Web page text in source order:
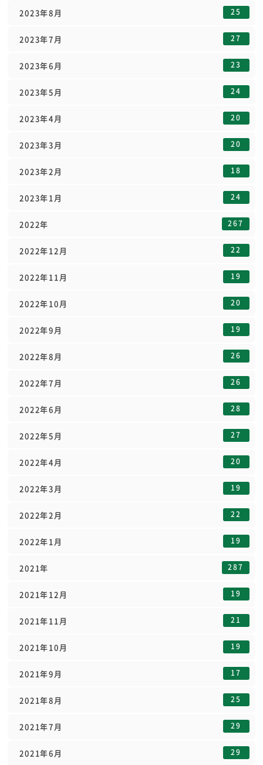
2023年8月 25
2023年7月 27
2023年6月 23
2023年5月 24
2023年4月 20
2023年3月 20
2023年2月 18
2023年1月 24
2022年 267
2022年12月 22
2022年11月 19
2022年10月 20
2022年9月 19
2022年8月 26
2022年7月 26
2022年6月 28
2022年5月 27
2022年4月 20
2022年3月 19
2022年2月 22
2022年1月 19
2021年 287
2021年12月 19
2021年11月 21
2021年10月 19
2021年9月 17
2021年8月 25
2021年7月 29
2021年6月 29